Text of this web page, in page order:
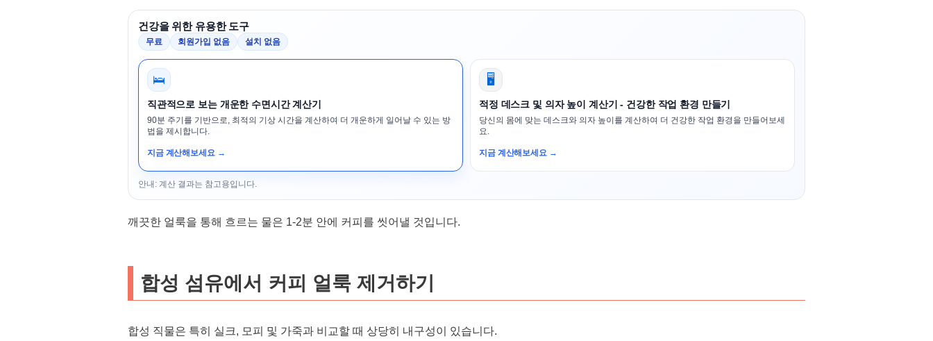
건강을 위한 유용한 도구
무료 회원가입 없음 설치 없음
🛌
직관적으로 보는 개운한 수면시간 계산기
90분 주기를 기반으로, 최적의 기상 시간을 계산하여 더 개운하게 일어날 수 있는 방
법을 제시합니다.
지금 계산해보세요 →
🖥️
적정 데스크 및 의자 높이 계산기 - 건강한 작업 환경 만들기
당신의 몸에 맞는 데스크와 의자 높이를 계산하여 더 건강한 작업 환경을 만들어보세
요.
지금 계산해보세요 →
안내: 계산 결과는 참고용입니다.
깨끗한 얼룩을 통해 흐르는 물은 1-2분 안에 커피를 씻어낼 것입니다.
합성 섬유에서 커피 얼룩 제거하기
합성 직물은 특히 실크, 모피 및 가죽과 비교할 때 상당히 내구성이 있습니다.